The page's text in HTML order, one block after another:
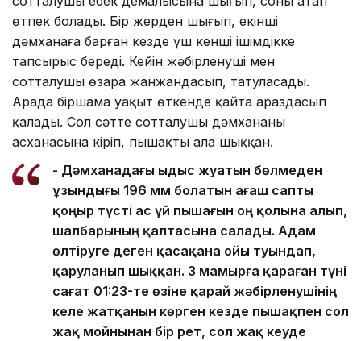
өтпек болады. Бір жерден шығып, екінші
дәмханаға барған кезде үш кенші ішімдікке
тапсырыс береді. Кейін жәбірленуші мен
сотталушы өзара жанжандасып, татуласады.
Арада біршама уақыт өткенде қайта араздасып
қалады. Сол сәтте сотталушы дәмхананың
асханасына кіріп, пышақты ала шыққан.
- Дәмханадағы ыдыс жуатын бөлмеден
ұзындығы 196 мм болатын ағаш сапты
қоңыр түсті ас үй пышағын оң қолына алып,
шалбарының қалтасына салады. Адам
өлтіруге деген қасақана ойы туындап,
қаруланып шыққан. 3 мамырға қараған түні
сағат 01:23-те өзіне қарай жәбірленушінің
келе жатқанын көрген кезде пышақпен сол
жақ мойнынан бір рет, сол жақ кеуде